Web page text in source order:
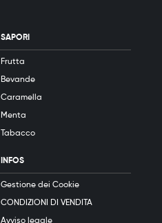
SAPORI
Frutta
Bevande
Caramella
Menta
Tabacco
INFOS
Gestione dei Cookie
CONDIZIONI DI VENDITA
Avviso legale